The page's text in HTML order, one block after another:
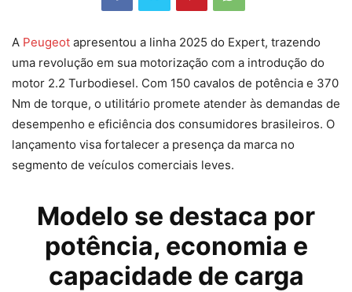
A Peugeot apresentou a linha 2025 do Expert, trazendo
uma revolução em sua motorização com a introdução do
motor 2.2 Turbodiesel. Com 150 cavalos de potência e 370
Nm de torque, o utilitário promete atender às demandas de
desempenho e eficiência dos consumidores brasileiros. O
lançamento visa fortalecer a presença da marca no
segmento de veículos comerciais leves.
Modelo se destaca por
potência, economia e
capacidade de carga